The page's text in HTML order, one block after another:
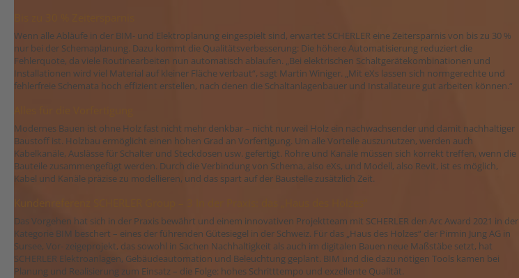
Wenn alle Abläufe in der BIM- und Elektroplanung eingespielt sind, erwartet SCHERLER eine Zeitersparnis von bis zu 30 %
nur bei der Schemaplanung. Dazu kommt die Qualitätsverbesserung: Die höhere Automatisierung reduziert die
Fehlerquote, da viele Routinearbeiten nun automatisch ablaufen. „Bei elektrischen Schaltgerätekombinationen und
Installationen wird viel Material auf kleiner Fläche verbaut“, sagt Martin Winiger. „Mit eXs lassen sich normgerechte und
fehlerfreie Schemata hoch effizient erstellen, nach denen die Schaltanlagenbauer und Installateure gut arbeiten können.“
Modernes Bauen ist ohne Holz fast nicht mehr denkbar – nicht nur weil Holz ein nachwachsender und damit nachhaltiger
Baustoff ist. Holzbau ermöglicht einen hohen Grad an Vorfertigung. Um alle Vorteile auszunutzen, werden auch
Kabelkanäle, Auslässe für Schalter und Steckdosen usw. gefertigt. Rohre und Kanäle müssen sich korrekt treffen, wenn die
Bauteile zusammengefügt werden. Durch die Verbindung von Schema, also eXs, und Modell, also Revit, ist es möglich,
Kabel und Kanäle präzise zu modellieren, und das spart auf der Baustelle zusätzlich Zeit.
Das Vorgehen hat sich in der Praxis bewährt und einem innovativen Projektteam mit SCHERLER den Arc Award 2021 in der
Kategorie BIM beschert – eines der führenden Gütesiegel in der Schweiz. Für das „Haus des Holzes“ der Pirmin Jung AG in
Sursee, Vor- zeigeprojekt, das sowohl in Sachen Nachhaltigkeit als auch im digitalen Bauen neue Maßstäbe setzt, hat
SCHERLER Elektroanlagen, Gebäudeautomation und Beleuchtung geplant. BIM und die dazu nötigen Tools kamen bei
Planung und Realisierung zum Einsatz – die Folge: hohes Schritttempo und exzellente Qualität.